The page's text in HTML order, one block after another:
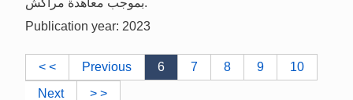
Publication year: 2023
< < Previous 6 7 8 9
10
Next
> >